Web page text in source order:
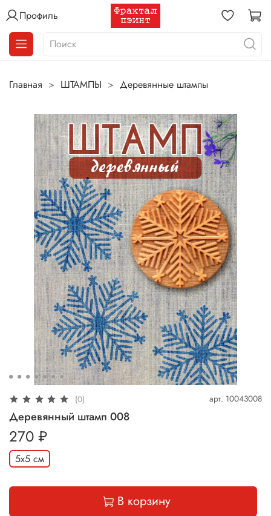
Профиль
Главная ШТАМПЫ Деревянные штампы
(0) арт. 10043008
Деревянный штамп 008
270 ₽
5х5 см
В корзину